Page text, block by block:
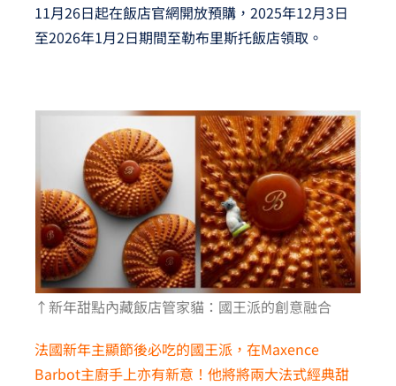
11月26日起在飯店官網開放預購，2025年12月3日
至2026年1月2日期間至勒布里斯托飯店領取。
↑新年甜點內藏飯店管家貓：國王派的創意融合
法國新年主顯節後必吃的國王派，在Maxence
Barbot主廚手上亦有新意！他將將兩大法式經典甜